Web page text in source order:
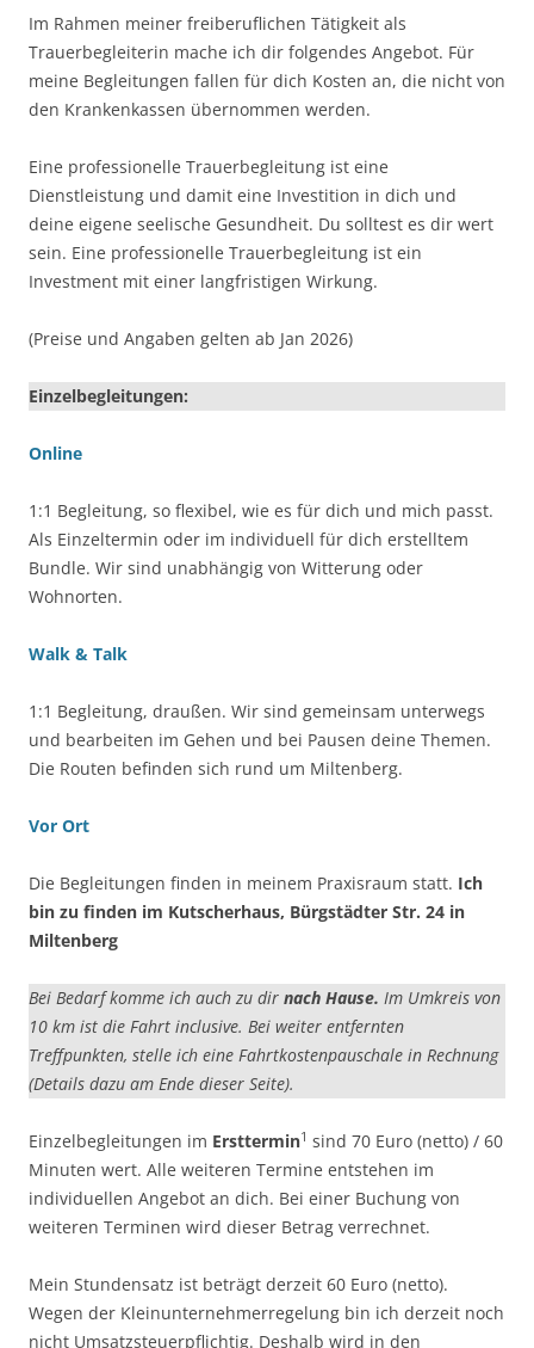
Im Rahmen meiner freiberuflichen Tätigkeit als
Trauerbegleiterin mache ich dir folgendes Angebot. Für
meine Begleitungen fallen für dich Kosten an, die nicht von
den Krankenkassen übernommen werden.
Eine professionelle Trauerbegleitung ist eine
Dienstleistung und damit eine Investition in dich und
deine eigene seelische Gesundheit. Du solltest es dir wert
sein. Eine professionelle Trauerbegleitung ist ein
Investment mit einer langfristigen Wirkung.
(Preise und Angaben gelten ab Jan 2026)
Einzelbegleitungen:
Online
1:1 Begleitung, so flexibel, wie es für dich und mich passt.
Als Einzeltermin oder im individuell für dich erstelltem
Bundle. Wir sind unabhängig von Witterung oder
Wohnorten.
Walk & Talk
1:1 Begleitung, draußen. Wir sind gemeinsam unterwegs
und bearbeiten im Gehen und bei Pausen deine Themen.
Die Routen befinden sich rund um Miltenberg.
Vor Ort
Die Begleitungen finden in meinem Praxisraum statt. Ich
bin zu finden im Kutscherhaus, Bürgstädter Str. 24 in
Miltenberg
Bei Bedarf komme ich auch zu dir nach Hause. Im Umkreis von
10 km ist die Fahrt inclusive. Bei weiter entfernten
Treffpunkten, stelle ich eine Fahrtkostenpauschale in Rechnung
(Details dazu am Ende dieser Seite).
Einzelbegleitungen im Ersttermin1 sind 70 Euro (netto) / 60
Minuten wert. Alle weiteren Termine entstehen im
individuellen Angebot an dich. Bei einer Buchung von
weiteren Terminen wird dieser Betrag verrechnet.
Mein Stundensatz ist beträgt derzeit 60 Euro (netto).
Wegen der Kleinunternehmerregelung bin ich derzeit noch
nicht Umsatzsteuerpflichtig. Deshalb wird in den